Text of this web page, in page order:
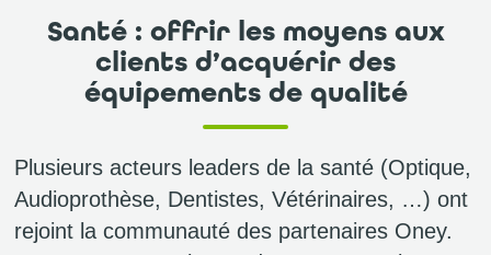
Santé : offrir les moyens aux
clients d’acquérir des
équipements de qualité
Plusieurs acteurs leaders de la santé (Optique,
Audioprothèse, Dentistes, Vétérinaires, …) ont
rejoint la communauté des partenaires Oney.